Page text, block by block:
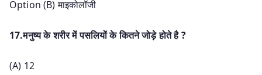
Option (B) माइकोलॉजी
17.मनुष्य के शरीर में पसलियों के कितने जोड़े होते है ?
(A) 12